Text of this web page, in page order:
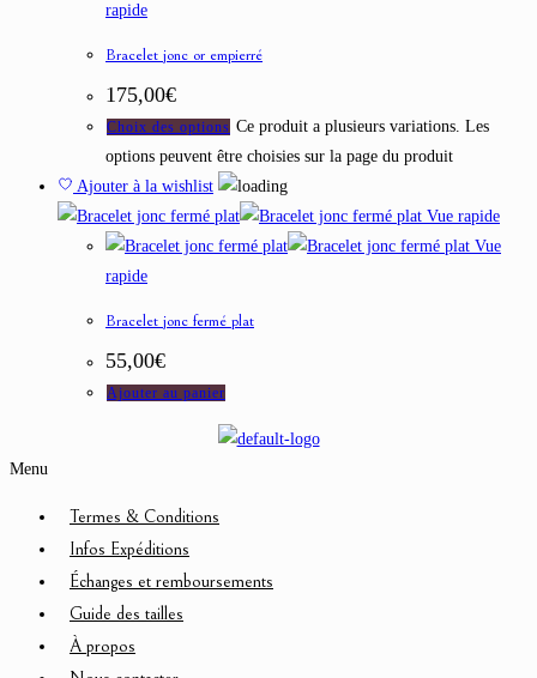
rapide
Bracelet jonc or empierré
175,00€
Choix des options Ce produit a plusieurs variations. Les
options peuvent être choisies sur la page du produit
Ajouter à la wishlist
Vue rapide
Vue
rapide
Bracelet jonc fermé plat
55,00€
Ajouter au panier
Menu
Termes & Conditions
Infos Expéditions
Échanges et remboursements
Guide des tailles
À propos